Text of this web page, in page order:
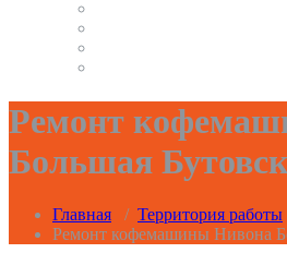
Ремонт
Большая
Главная / Территория работы
Ремонт кофемашины Нивона